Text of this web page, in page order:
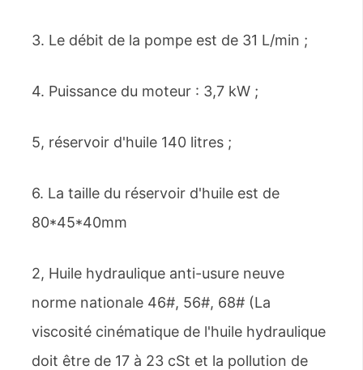
3. Le débit de la pompe est de 31 L/min ;
4. Puissance du moteur : 3,7 kW ;
5, réservoir d'huile 140 litres ;
6. La taille du réservoir d'huile est de
80*45*40mm
2, Huile hydraulique anti-usure neuve
norme nationale 46#, 56#, 68# (La
viscosité cinématique de l'huile hydraulique
doit être de 17 à 23 cSt et la pollution de